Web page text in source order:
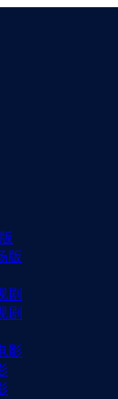
版
剧
剧
影